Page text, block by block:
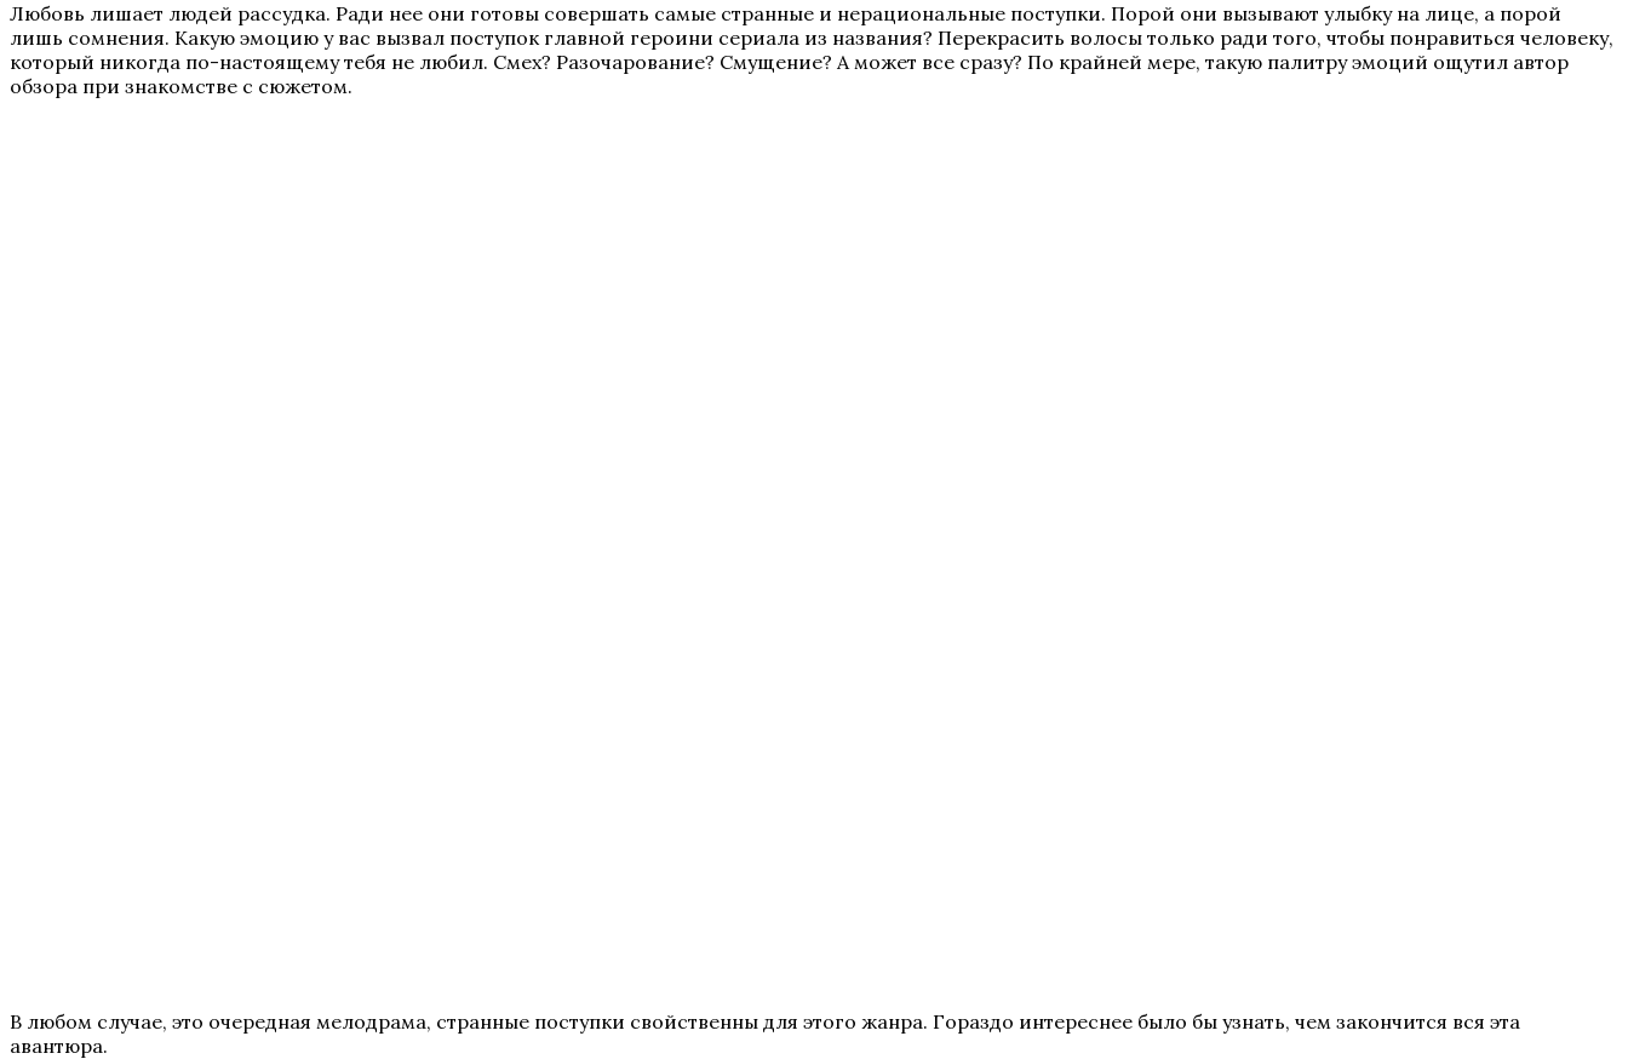
Любовь лишает людей рассудка. Ради нее они готовы совершать самые странные и нерациональные поступки. Порой они вызывают улыбку на лице, а порой
лишь сомнения. Какую эмоцию у вас вызвал поступок главной героини сериала из названия? Перекрасить волосы только ради того, чтобы понравиться человеку,
который никогда по-настоящему тебя не любил. Смех? Разочарование? Смущение? А может все сразу? По крайней мере, такую палитру эмоций ощутил автор
обзора при знакомстве с сюжетом.
В любом случае, это очередная мелодрама, странные поступки свойственны для этого жанра. Гораздо интереснее было бы узнать, чем закончится вся эта
авантюра.